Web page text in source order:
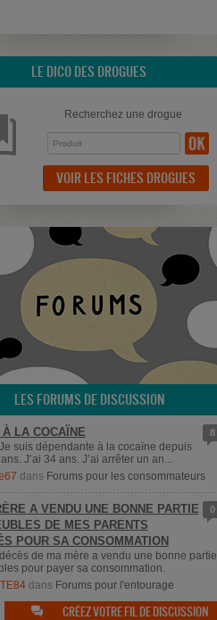
LE DICO DES DROGUES
Recherchez une drogue
VOIR LES FICHES DROGUES
LES FORUMS DE DISCUSSION
8
À LA COCAÏNE
suis dépendante à la cocaïne depuis
J’ai 34 ans. J’ai arrêter un an...
dans Forums pour les consommateurs
0
A VENDU UNE BONNE PARTIE
DE MES PARENTS
POUR SA CONSOMMATION
de ma mère a vendu une bonne partie
pour payer sa consommation.
dans Forums pour l'entourage
 CRÉEZ VOTRE FIL DE DISCUSSION